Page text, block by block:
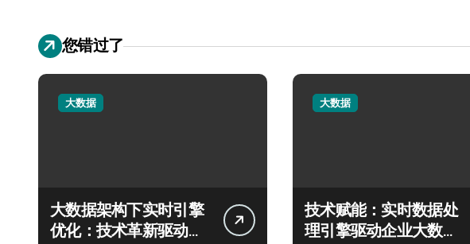
您错过了
大数据
大数据架构下实时引擎
优化：技术革新驱动数
大数据
技术赋能：实时数据处
理引擎驱动企业大数据